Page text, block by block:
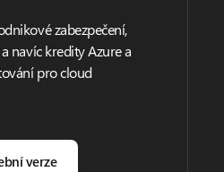
zabezpečení,
navíc kredity Azure a
pro cloud
verze